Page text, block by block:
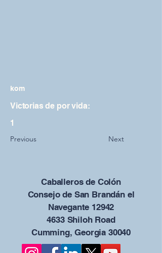
kom
Victorias de por vida:
1
Previous Next
Caballeros de Colón
Consejo de San Brandán el
Navegante 12942
4633 Shiloh Road
Cumming, Georgia 30040